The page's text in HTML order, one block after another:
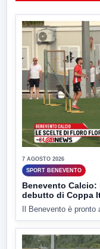
7 AGOSTO 2026
SPORT BENEVENTO
Benevento
debutto di Coppa
Il Benevento è